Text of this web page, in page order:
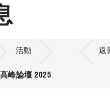
活動
峰論壇 2025
返